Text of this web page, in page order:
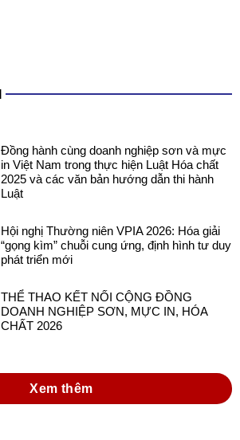
Đồng hành cùng doanh nghiệp sơn và mực
in Việt Nam trong thực hiện Luật Hóa chất
2025 và các văn bản hướng dẫn thi hành
Luật
Hội nghị Thường niên VPIA 2026: Hóa giải
“gọng kìm” chuỗi cung ứng, định hình tư duy
phát triển mới
THỂ THAO KẾT NỐI CỘNG ĐỒNG
DOANH NGHIỆP SƠN, MỰC IN, HÓA
CHẤT 2026
Xem thêm